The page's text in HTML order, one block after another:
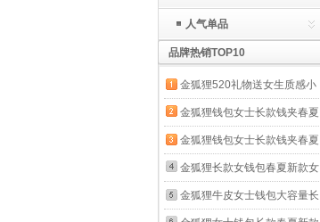
人气单品
品牌热销TOP10
金狐狸520礼物送女生质感小
包包女黑色菱格链条女包时尚
百搭单肩斜挎包 黑色(大)
金狐狸钱包女士长款钱夹春夏
新款按扣女钱包大容量手拿包
长票夹 金色
金狐狸钱包女士长款钱夹春夏
新款按扣女钱包大容量手拿包
长票夹 黑色
金狐狸长款女钱包春夏新款女
士拉链手包手挽手拿包大容量
金狐狸牛皮女士钱包大容量长